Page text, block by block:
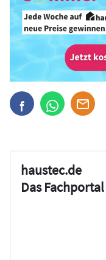
haustec.de
Das